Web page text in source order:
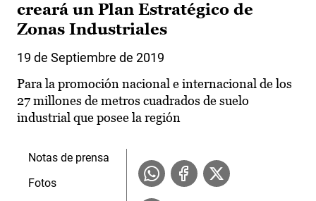
creará un Plan Estratégico de
Zonas Industriales
19 de Septiembre de 2019
Para la promoción nacional e internacional de los
27 millones de metros cuadrados de suelo
industrial que posee la región
Notas de prensa
Fotos